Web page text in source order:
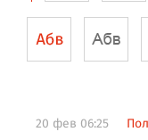
20 фев 06:25